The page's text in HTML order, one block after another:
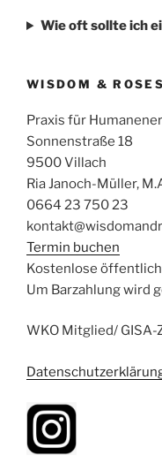
Wie oft sollte ich
WISDOM & ROSES
Praxis für
Sonnenstraße 18
9500 Villach
Ria Janoch-Müller,
0664 23 750 23
Termin buchen
Kostenlose
Um Barzahlung wird
WKO Mitglied/